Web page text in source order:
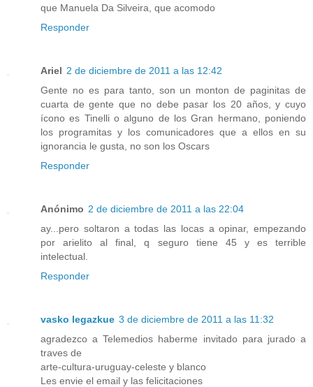
que Manuela Da Silveira, que acomodo
Responder
Ariel 2 de diciembre de 2011 a las 12:42
Gente no es para tanto, son un monton de paginitas de
cuarta de gente que no debe pasar los 20 años, y cuyo
ícono es Tinelli o alguno de los Gran hermano, poniendo
los programitas y los comunicadores que a ellos en su
ignorancia le gusta, no son los Oscars
Responder
Anónimo 2 de diciembre de 2011 a las 22:04
ay...pero soltaron a todas las locas a opinar, empezando
por arielito al final, q seguro tiene 45 y es terrible
intelectual.
Responder
vasko legazkue 3 de diciembre de 2011 a las 11:32
agradezco a Telemedios haberme invitado para jurado a
traves de
arte-cultura-uruguay-celeste y blanco
Les envie el email y las felicitaciones